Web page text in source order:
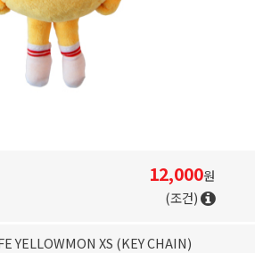
12,000원
(조건)
YELLOWMON XS (KEY CHAIN)